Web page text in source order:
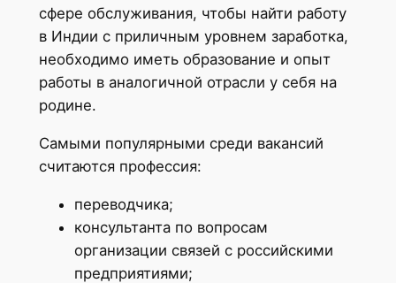
сфере обслуживания, чтобы найти работу
в Индии с приличным уровнем заработка,
необходимо иметь образование и опыт
работы в аналогичной отрасли у себя на
родине.
Самыми популярными среди вакансий
считаются профессия:
переводчика;
консультанта по вопросам
организации связей с российскими
предприятиями;